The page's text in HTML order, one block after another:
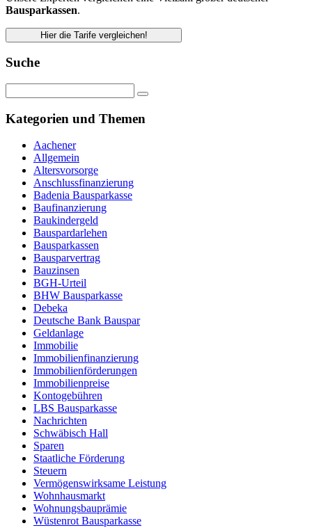
Bausparkassen.
Hier die Tarife vergleichen!
Suche
Kategorien und Themen
Aachener
Allgemein
Altersvorsorge
Anschlussfinanzierung
Badenia Bausparkasse
Baufinanzierung
Baukindergeld
Bauspardarlehen
Bausparkassen
Bausparvertrag
Bauzinsen
BGH-Urteil
BHW Bausparkasse
Debeka
Deutsche Bank Bauspar
Geldanlage
Immobilie
Immobilienfinanzierung
Immobilienförderungen
Immobilienpreise
Kontogebühren
LBS Bausparkasse
Nachrichten
Schwäbisch Hall
Sparen
Staatliche Förderung
Steuern
Vermögenswirksame Leistung
Wohnhausmarkt
Wohnungsbauprämie
Wüstenrot Bausparkasse